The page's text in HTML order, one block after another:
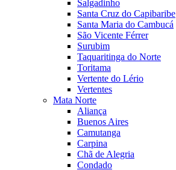
Salgadinho
Santa Cruz do Capibaribe
Santa Maria do Cambucá
São Vicente Férrer
Surubim
Taquaritinga do Norte
Toritama
Vertente do Lério
Vertentes
Mata Norte
Aliança
Buenos Aires
Camutanga
Carpina
Chã de Alegria
Condado